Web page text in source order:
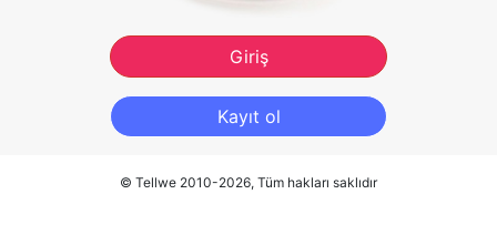
Giriş
Kayıt ol
© Tellwe 2010-2026, Tüm hakları saklıdır